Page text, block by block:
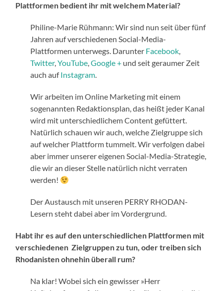
Plattformen bedient ihr mit welchem Material?
Philine-Marie Rühmann: Wir sind nun seit über fünf
Jahren auf verschiedenen Social-Media-
Plattformen unterwegs. Darunter Facebook,
Twitter,YouTube,Google + und seit geraumer Zeit
auch aufInstagram.
Wir arbeiten im Online Marketing mit einem
sogenannten Redaktionsplan, das heißt jeder Kanal
wird mit unterschiedlichem Content gefüttert.
Natürlich schauen wir auch, welche Zielgruppe sich
auf welcher Plattform tummelt. Wir verfolgen dabei
aber immer unserer eigenen Social-Media-Strategie,
die wir an dieser Stelle natürlich nicht verraten
werden!
Der Austausch mit unseren PERRY RHODAN-
Lesern steht dabei aber im Vordergrund.
Habt ihr es auf den unterschiedlichen Plattformen mit
verschiedenen Zielgruppen zu tun, oder treiben sich
Rhodanisten ohnehin überall rum?
Na klar! Wobei sich ein gewisser »Herr